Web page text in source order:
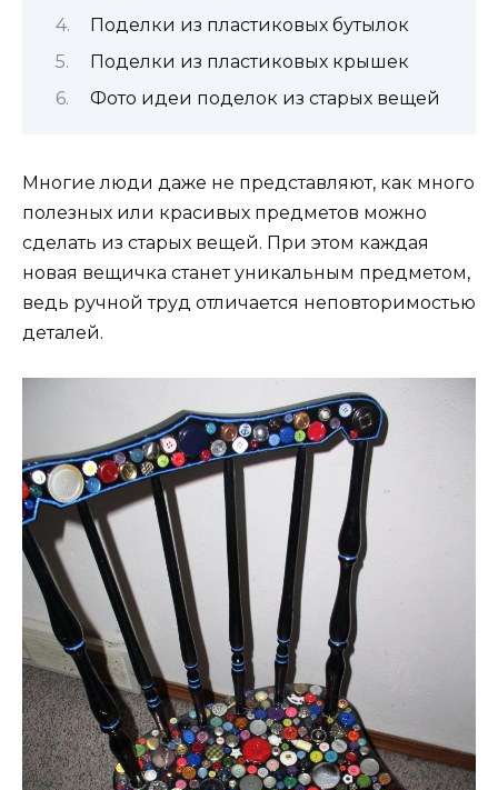
Поделки из пластиковых бутылок
Поделки из пластиковых крышек
Фото идеи поделок из старых вещей
Многие люди даже не представляют, как много
полезных или красивых предметов можно
сделать из старых вещей. При этом каждая
новая вещичка станет уникальным предметом,
ведь ручной труд отличается неповторимостью
деталей.